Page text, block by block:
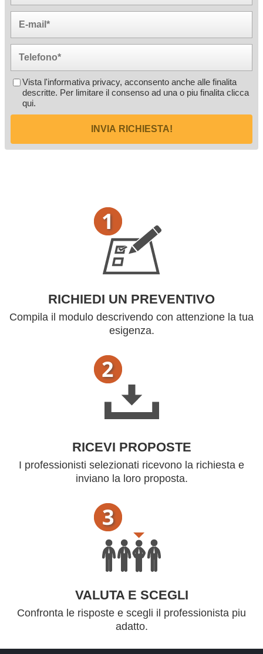
Vista l'informativa privacy, acconsento anche alle finalita
descritte. Per limitare il consenso ad una o piu finalita clicca
qui.
INVIA RICHIESTA!
RICHIEDI UN PREVENTIVO
Compila il modulo descrivendo con attenzione la tua
esigenza.
RICEVI PROPOSTE
I professionisti selezionati ricevono la richiesta e
inviano la loro proposta.
VALUTA E SCEGLI
Confronta le risposte e scegli il professionista piu
adatto.